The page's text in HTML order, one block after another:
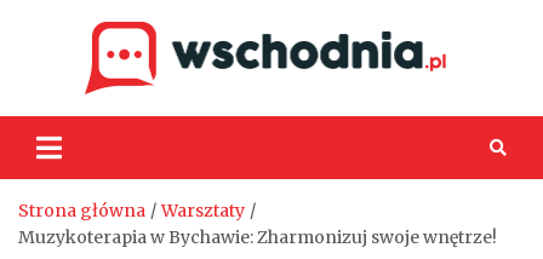
Strona główna
Warsztaty
Muzykoterapia w Bychawie: Zharmonizuj swoje wnętrze!